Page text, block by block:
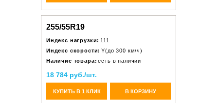
255/55R19
Индекс нагрузки: 111
Индекс скорости: Y(до 300 км/ч)
Наличие товара: есть в наличии
18 784 руб./шт.
КУПИТЬ В 1 КЛИК В КОРЗИНУ